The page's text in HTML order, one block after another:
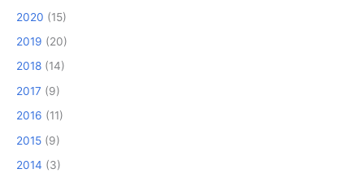
2020 (15)
2019 (20)
2018 (14)
2017 (9)
2016 (11)
2015 (9)
2014 (3)